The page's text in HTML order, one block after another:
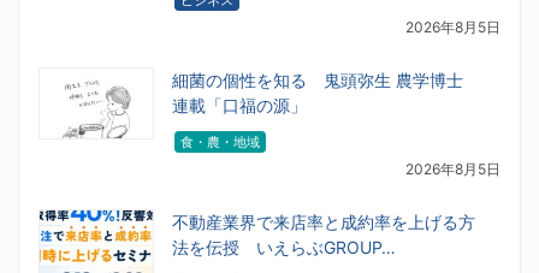
2026年8月5日
細菌の個性を知る 鬼頭弥生 農学博士
連載「口福の源」
食・農・地域
2026年8月5日
不動産業界で来店率と成約率を上げる方
法を伝授 いえらぶGROUP…